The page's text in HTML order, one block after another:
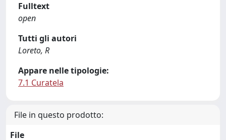
Fulltext
open
Tutti gli autori
Loreto, R
Appare nelle tipologie:
7.1 Curatela
File in questo prodotto:
File